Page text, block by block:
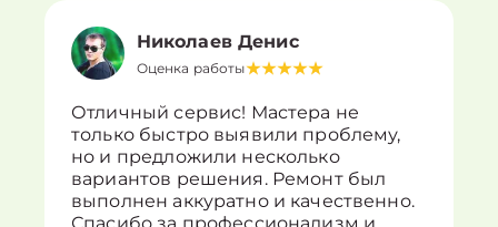
Николаев Денис
Оценка работы
Отличный сервис! Мастера не
только быстро выявили проблему,
но и предложили несколько
вариантов решения. Ремонт был
выполнен аккуратно и качественно.